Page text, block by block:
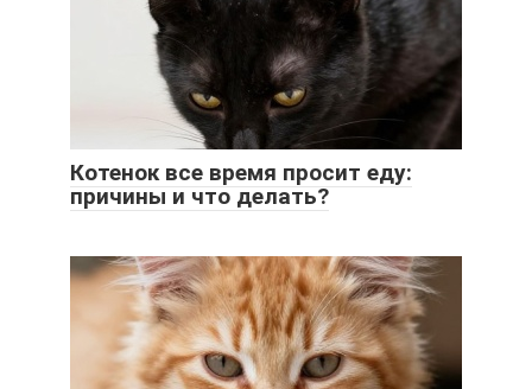
Котенок все время просит еду:
причины и что делать?